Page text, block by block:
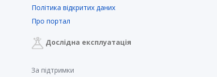
Політика відкритих даних
Про портал
Дослідна експлуатація
За підтримки